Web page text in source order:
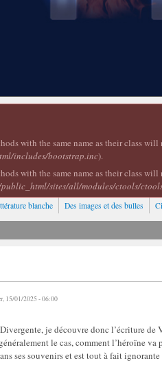
with the same name as their class
includes/bootstrap.inc).
with the same name as their class
sites/all/modules/ctools/
blanche Des images et des bulles
15/01/2025 - 06:00
Divergente, je découvre donc l’écriture
le cas, comment l’héroïne
ses souvenirs et est tout à fait